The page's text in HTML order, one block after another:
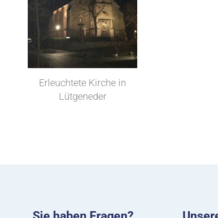
Erleuchtete Kirche in
Lütgeneder